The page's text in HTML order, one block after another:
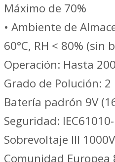
Máximo de 70%
• Ambiente de
60°C, RH < 80%
Operación: Hasta
Grado de Polución:
Batería padrón 9V
Seguridad:
Sobrevoltaje III
Comunidad Europea